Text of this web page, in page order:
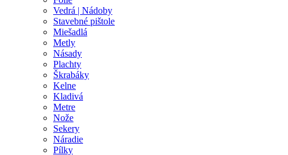
Vedrá | Nádoby
Stavebné pištole
Miešadlá
Metly
Násady
Plachty
Škrabáky
Kelne
Kladivá
Metre
Nože
Sekery
Náradie
Pílky